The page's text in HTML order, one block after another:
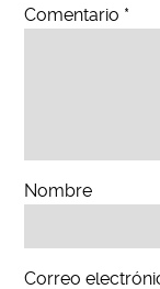
Comentario *
Nombre
Correo